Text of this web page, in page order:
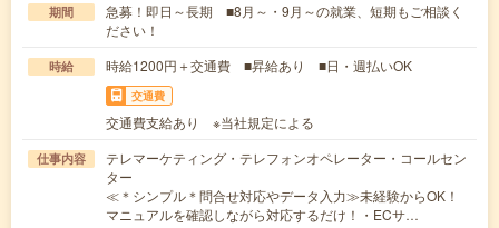
期間
急募！即日～長期 ■8月～・9月～の就業、短期もご相談く
ださい！
時給 時給1200円＋交通費 ■昇給あり ■日・週払いOK
交通費
交通費支給あり ※当社規定による
仕事内容
テレマーケティング・テレフォンオペレーター・コールセン
ター
≪＊シンプル＊問合せ対応やデータ入力≫未経験からOK！
マニュアルを確認しながら対応するだけ！・ECサ…